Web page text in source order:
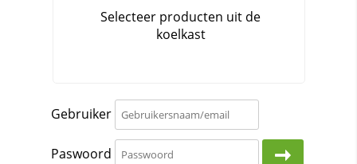
Gebruiker
Paswoord